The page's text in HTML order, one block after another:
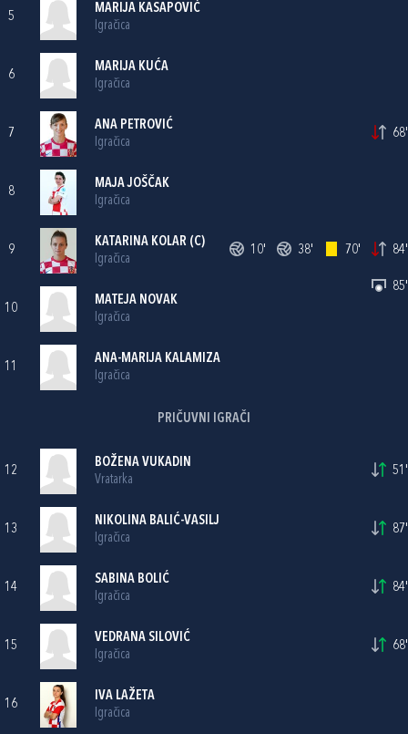
5
MARIJA KASAPOVIĆ
Igračica
6
MARIJA KUĆA
Igračica
7
ANA PETROVIĆ
Igračica
68'
8
MAJA JOŠČAK
Igračica
9
KATARINA KOLAR (C)
Igračica
10' 38' 70' 84'
85'
10
MATEJA NOVAK
Igračica
11
ANA-MARIJA KALAMIZA
Igračica
PRIČUVNI IGRAČI
12
BOŽENA VUKADIN
Vratarka
51'
13
NIKOLINA BALIĆ-VASILJ
Igračica
87'
14
SABINA BOLIĆ
Igračica
84'
15
VEDRANA SILOVIĆ
Igračica
68'
16
IVA LAŽETA
Igračica